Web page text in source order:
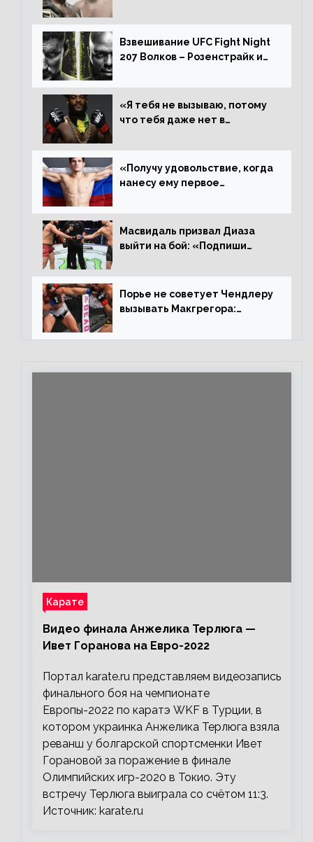
Алджамейн определенно
выиграл»
Взвешивание UFC Fight Night
207 Волков – Розенстрайк и
«Я тебя не вызываю, потому
что тебя даже нет в
пауза», сообщает Стерлинг
ответил Сехудо
«Получу удовольствие, когда
нанесу ему первое
Иге – про бой с Евлоевым
Масвидаль призвал Диаза
выйти на бой: «Подпиши
повторим»
Порье не советует Чендлеру
вызывать Макгрегора:
каждом бою, а Конор умеет
Карате
Видео финала Анжелика Терлюга —
Ивет Горанова на Евро-2022
Портал karate.ru представляем видеозапись
финального боя на чемпионате
Европы-2022 по каратэ WKF в Турции, в
котором украинка Анжелика Терлюга взяла
реванш у болгарской спортсменки Ивет
Горановой за поражение в финале
Олимпийских игр-2020 в Токио. Эту
встречу Терлюга выиграла со счётом 11:3.
Источник: karate.ru